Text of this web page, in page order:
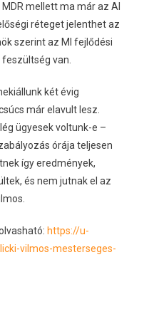
mellett ma már az AI
réteget jelenthet az
szerint az MI fejlődési
van.
két évig
már elavult lesz.
ügyesek voltunk-e –
órája teljesen
így eredmények,
és nem jutnak el az
https://u-
vilmos-mesterseges-